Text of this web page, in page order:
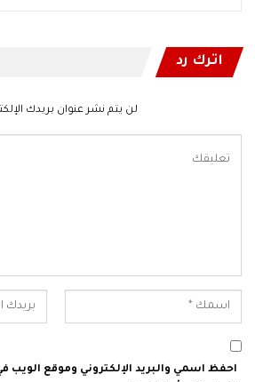
اترك رد
لن يتم نشر عنوان بريدك
احفظ اسمي والبريد الإلكتروني وموقع الويب